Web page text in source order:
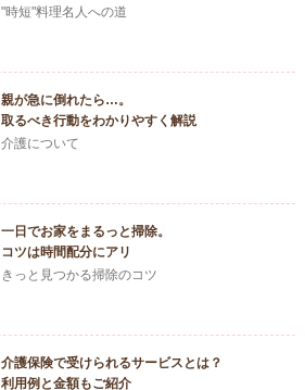
"時短"料理名人への道
親が急に倒れたら…。
取るべき行動をわかりやすく解説
介護について
一日でお家をまるっと掃除。
コツは時間配分にアリ
きっと見つかる掃除のコツ
介護保険で受けられるサービスとは？
利用例と金額もご紹介